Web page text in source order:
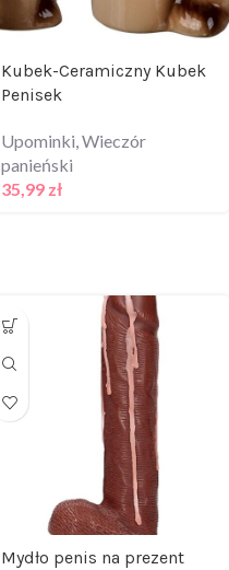
Kubek-Ceramiczny Kubek
Penisek
Upominki,Wieczór
panieński
35,99 zł
Mydło penis na prezent